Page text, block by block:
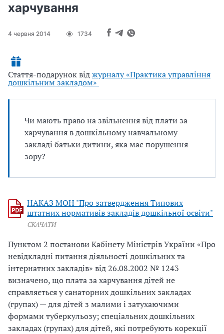
харчування
4 червня 2014 1734
Стаття-подарунок віджурналу «Практика управління
дошкільним закладом»
Чи мають право на звiльнення вiд плати за
харчування в дошкiльному навчальному
закладi батьки дитини, яка має порушення
зору?
НАКАЗ МОН "Про затвердження Типових
штатних нормативів закладів дошкільної освіти"
СКАЧАТИ
Пунктом 2 постанови Кабiнету Мiнiстрiв України «Про
невiдкладнi питання дiяльностi дошкiльних та
iнтернатних закладiв» вiд 26.08.2002 № 1243
визначено, що плата за харчування дiтей не
справляється у санаторних дошкiльних закладах
(групах) — для дiтей з малими i затухаючими
формами туберкульозу; спецiальних дошкiльних
закладах (групах) для дiтей, якi потребують корекцiї